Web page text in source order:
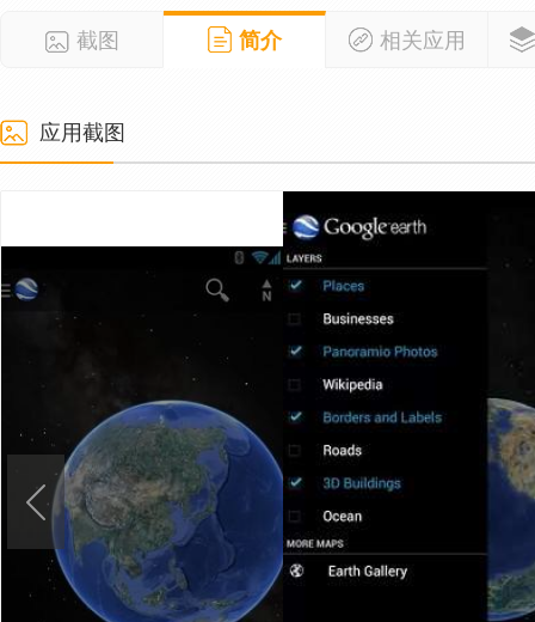
截图 简介 相关应用
应用截图